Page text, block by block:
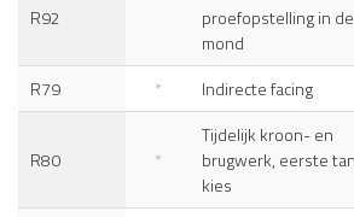
R92
proefopstelling in de
mond
R79 * Indirecte facing
R80 *
Tijdelijk kroon- en
brugwerk, eerste
kies